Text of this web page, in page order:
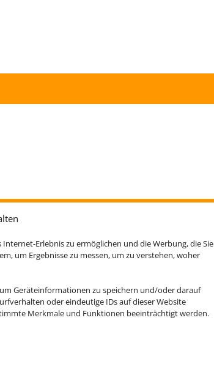
Erlebnis zu ermöglichen und die Werbung, die Sie
um Ergebnisse zu messen, um zu verstehen, woher
Geräteinformationen zu speichern und/oder darauf
oder eindeutige IDs auf dieser Website
Merkmale und Funktionen beeinträchtigt werden.
| Online Check-In |Service|Blacklisted Airlines